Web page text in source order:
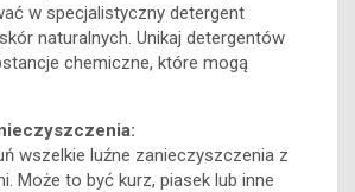
w specjalistyczny detergent
naturalnych. Unikaj detergentów
chemiczne, które mogą
wszelkie luźne zanieczyszczenia z
Może to być kurz, piasek lub inne